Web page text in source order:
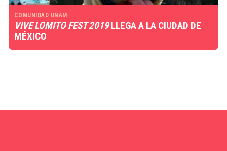
COMUNIDAD UNAM
VIVE LOMITO FEST 2019LLEGA A LA CIUDAD DE
MÉXICO